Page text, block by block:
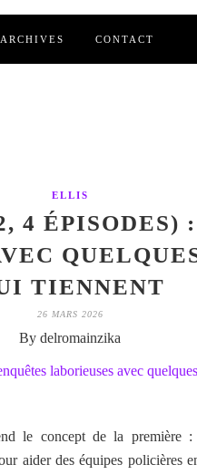
ARCHIVES CONTACT
ELLIS
4 ÉPISODES)
TIENNENT
26 MARS 2026
By delromainzika
le concept de la première :
aider des équipes policières